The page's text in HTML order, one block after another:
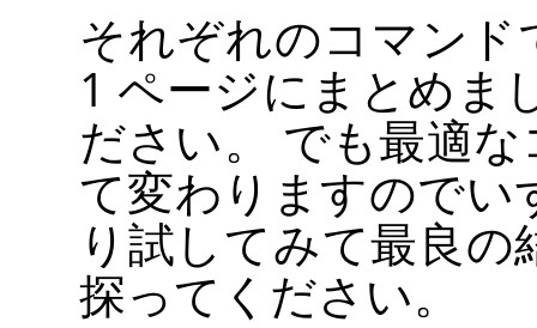
それぞれのコマン
1 ページにまとめま
ださい。 でも最適
て変わりますので
り試してみて最良
探ってください。